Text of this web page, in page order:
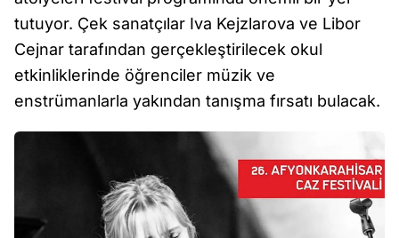
tutuyor. Çek sanatçılar Iva Kejzlarova ve Libor
Cejnar tarafından gerçekleştirilecek okul
etkinliklerinde öğrenciler müzik ve
enstrümanlarla yakından tanışma fırsatı bulacak.